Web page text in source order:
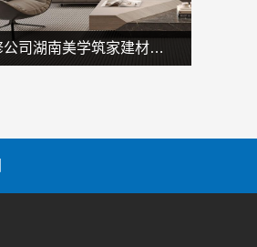
湖南装修公司湖南美学筑家建材老房翻新，湖南美学筑家建材焕新您的家